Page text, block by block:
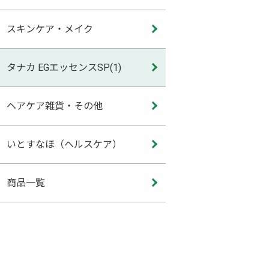
スキンケア・メイク
タナカ EGエッセンスSP(1)
ヘアケア雑貨・その他
いとすなほ（ヘルスケア）
商品一覧